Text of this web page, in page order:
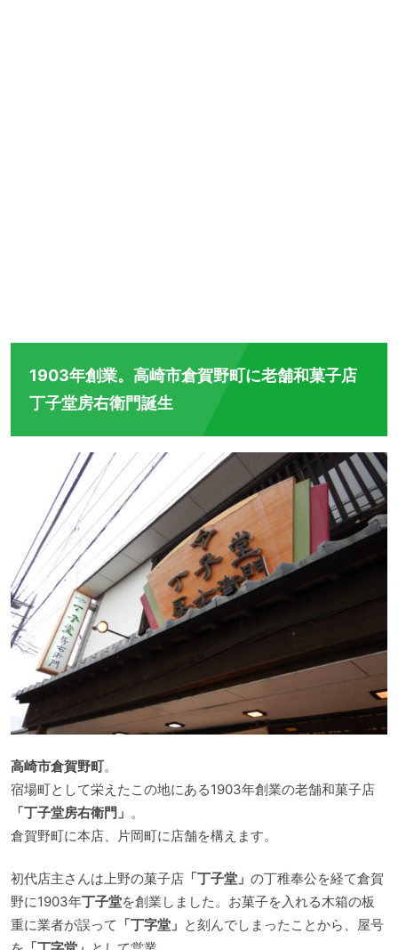
1903年創業。高崎市倉賀野町に老舗和菓子店
丁子堂房右衛門誕生
高崎市倉賀野町。
宿場町として栄えたこの地にある1903年創業の老舗和菓子店
「丁子堂房右衛門」 。
倉賀野町に本店、片岡町に店舗を構えます。
初代店主さんは上野の菓子店「丁子堂」 の丁稚奉公を経て倉賀
野に1903年丁子堂を創業しました。お菓子を入れる木箱の板
重に業者が誤って 「丁字堂」 と刻んでしまったことから、屋号